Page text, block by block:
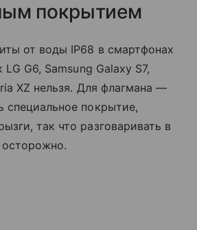
покрытием
от воды IP68 в смартфонах
LG G6, Samsung Galaxy S7,
XZ нельзя. Для флагмана —
специальное покрытие,
так что разговаривать в